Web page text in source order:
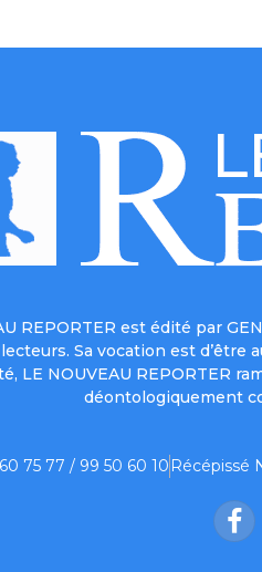
REPORTER est édité par
Sa vocation est d’être
LE NOUVEAU REPORTER
déontologiquement
75 77 / 99 50 60 10 Récépissé